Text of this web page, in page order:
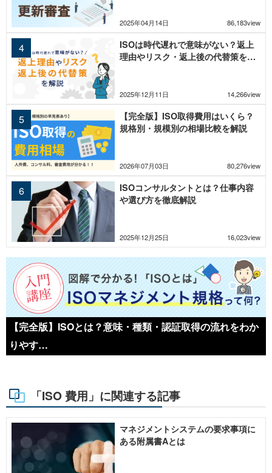
2025年04月14日 86,183view
2025年12月11日 14,266view
ISOは時代遅れで意味がない？返上
理由やリスク・返上後の代替策を解
2026年07月03日 80,276view
【完全版】ISO取得費用はいくら？
規格別・規模別の相場比較を解説
2025年12月25日 16,023view
ISOコンサルタントとは？仕事内容
や選び方を徹底解説
【完全版】ISOとは？意味・種類・認証取得の流れをわか
りやす…
「ISO 費用」に関連する記事
マネジメントシステムの要求事項に
ある附属書Aとは